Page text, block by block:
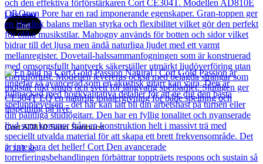
Läs mer
Cort
Cort AD810 Satin Sunburst
2 131kr